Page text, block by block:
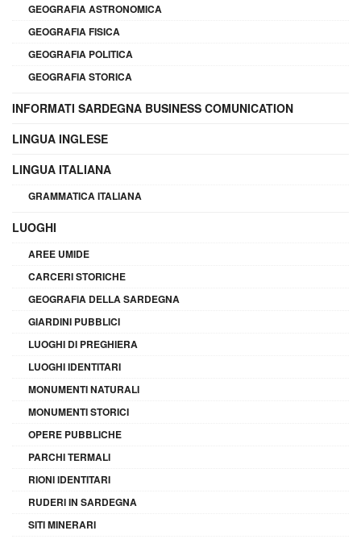
GEOGRAFIA ASTRONOMICA
GEOGRAFIA FISICA
GEOGRAFIA POLITICA
GEOGRAFIA STORICA
INFORMATI SARDEGNA BUSINESS COMUNICATION
LINGUA INGLESE
LINGUA ITALIANA
GRAMMATICA ITALIANA
LUOGHI
AREE UMIDE
CARCERI STORICHE
GEOGRAFIA DELLA SARDEGNA
GIARDINI PUBBLICI
LUOGHI DI PREGHIERA
LUOGHI IDENTITARI
MONUMENTI NATURALI
MONUMENTI STORICI
OPERE PUBBLICHE
PARCHI TERMALI
RIONI IDENTITARI
RUDERI IN SARDEGNA
SITI MINERARI